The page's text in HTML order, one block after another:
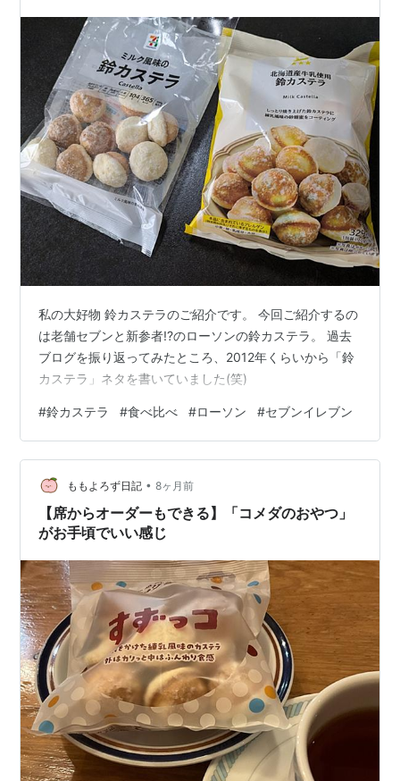
私の大好物 鈴カステラのご紹介です。 今回ご紹介するの
は老舗セブンと新参者!?のローソンの鈴カステラ。 過去
ブログを振り返ってみたところ、2012年くらいから「鈴
カステラ」ネタを書いていました(笑)
#鈴カステラ #食べ比べ #ローソン #セブンイレブン
ももよろず日記 • 8ヶ月前
【席からオーダーもできる】「コメダのおやつ」
がお手頃でいい感じ